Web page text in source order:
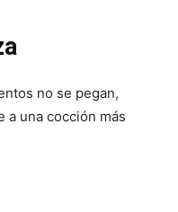
no se pegan,
a una cocción más